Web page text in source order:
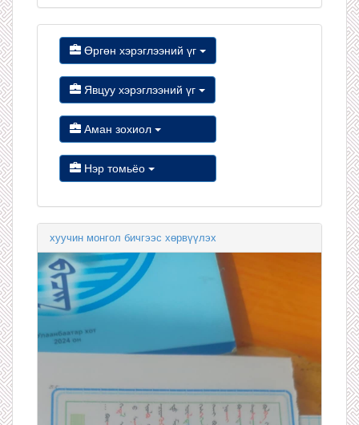
Өргөн хэрэглээний үг
Явцуу хэрэглээний үг
Аман зохиол
Нэр томьёо
хуучин монгол бичгээс хөрвүүлэх